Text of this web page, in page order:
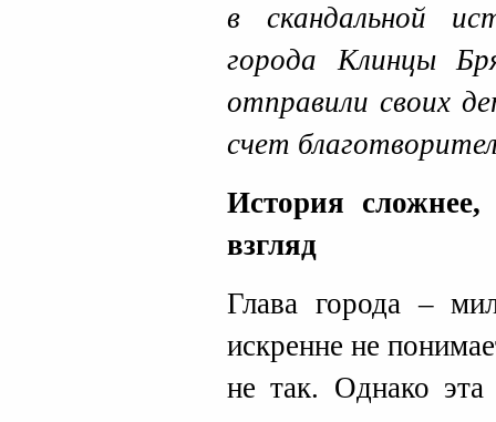
в скандальной
города Клинцы
отправили своих
счет
История
взгляд
Глава города –
искренне не
не так. Однако эта